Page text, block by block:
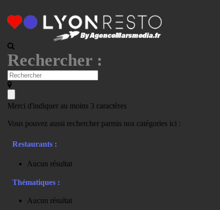
Rechercher :
Merci d'indiquer au moins 3 caractères
Vous pouvez aussi rechercher parmis nos catégories ici :
Restaurants :
Aucun résultat
Thématiques :
Aucun résultat